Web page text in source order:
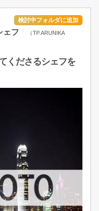
ェフ （TP.ARUNIKA
くださるシェフを